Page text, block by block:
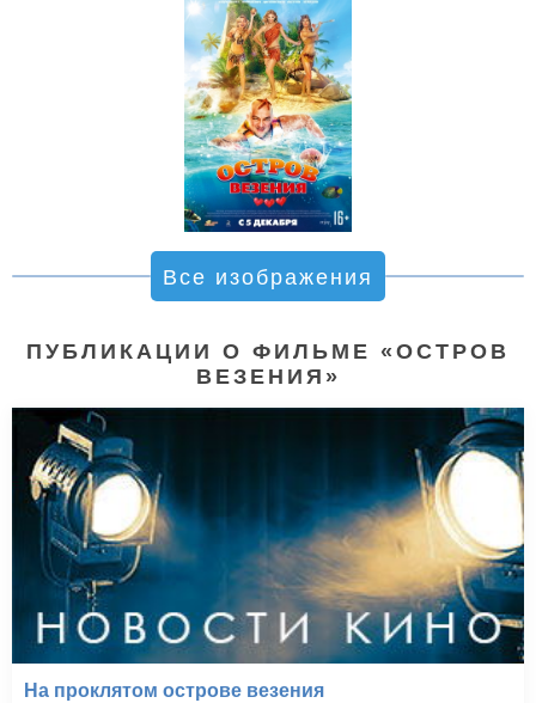
Все изображения
ПУБЛИКАЦИИ О ФИЛЬМЕ «ОСТРОВ
ВЕЗЕНИЯ»
На проклятом острове везения